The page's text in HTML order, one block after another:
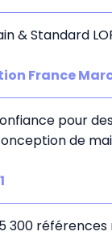
& Standard
France
pour
de
300